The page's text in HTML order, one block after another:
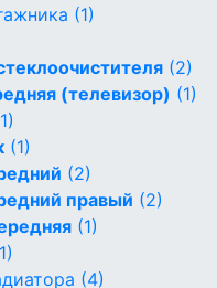
(1)
(2)
(телевизор) (1)
(1)
(2)
правый (2)
(1)
(4)